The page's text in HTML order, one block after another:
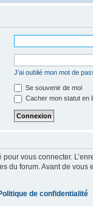
J’ai oublié mon mot de
Se souvenir de moi
Cacher mon statut en
pour vous connecter.
du forum. Avant de vous
de confidentialité